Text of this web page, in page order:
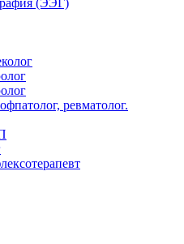
(ЭЭГ)
ревматолог.